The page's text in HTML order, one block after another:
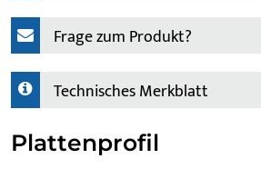
Frage zum Produkt?
Technisches Merkblatt
Plattenprofil